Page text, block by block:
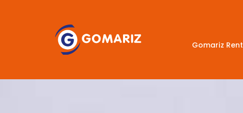
Gomariz Rent